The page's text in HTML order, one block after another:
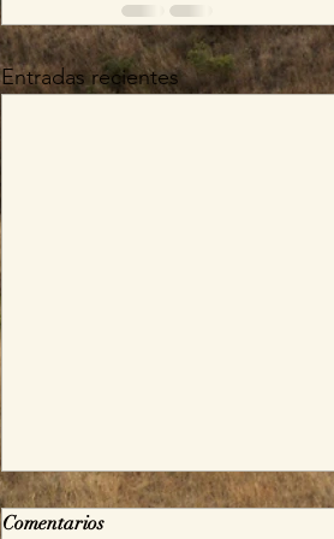
Entradas recientes
Comentarios